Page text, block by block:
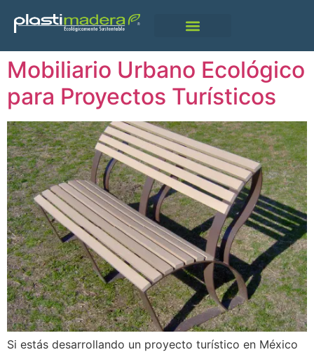
Mobiliario Urbano Ecológico
para Proyectos Turísticos
Si estás desarrollando un proyecto turístico en México